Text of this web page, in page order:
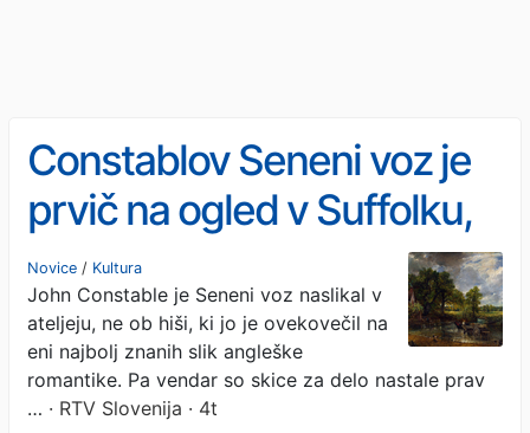
Constablov Seneni voz je
prvič na ogled v Suffolku,
blizu kraja, ki je naslikan na
platnu
Novice / Kultura
John Constable je Seneni voz naslikal v
ateljeju, ne ob hiši, ki jo je ovekovečil na
eni najbolj znanih slik angleške
romantike. Pa vendar so skice za delo nastale prav
… · RTV Slovenija · 4t